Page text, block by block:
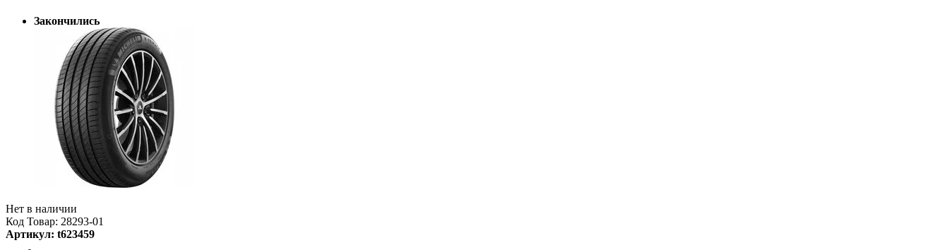
Закончились
Нет в наличии
Код Товар: 28293-01
Артикул: t623459